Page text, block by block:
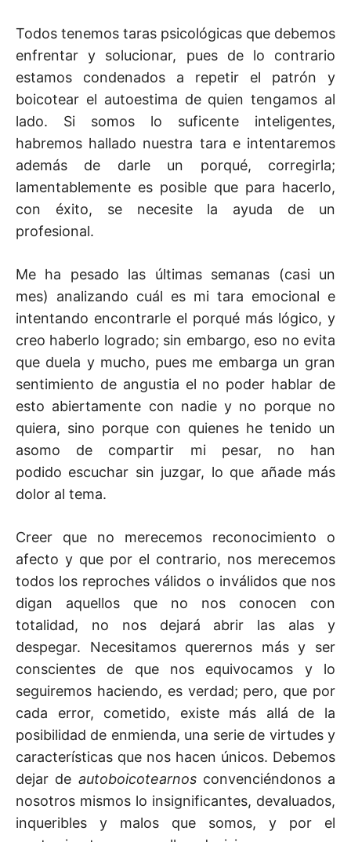
Todos tenemos taras psicológicas que debemos
enfrentar y solucionar, pues de lo contrario
estamos condenados a repetir el patrón y
boicotear el autoestima de quien tengamos al
lado. Si somos lo suficente inteligentes,
habremos hallado nuestra tara e intentaremos
además de darle un porqué, corregirla;
lamentablemente es posible que para hacerlo,
con éxito, se necesite la ayuda de un
profesional.
Me ha pesado las últimas semanas (casi un
mes) analizando cuál es mi tara emocional e
intentando encontrarle el porqué más lógico, y
creo haberlo logrado; sin embargo, eso no evita
que duela y mucho, pues me embarga un gran
sentimiento de angustia el no poder hablar de
esto abiertamente con nadie y no porque no
quiera, sino porque con quienes he tenido un
asomo de compartir mi pesar, no han
podido escuchar sin juzgar, lo que añade más
dolor al tema.
Creer que no merecemos reconocimiento o
afecto y que por el contrario, nos merecemos
todos los reproches válidos o inválidos que nos
digan aquellos que no nos conocen con
totalidad, no nos dejará abrir las alas y
despegar. Necesitamos querernos más y ser
conscientes de que nos equivocamos y lo
seguiremos haciendo, es verdad; pero, que por
cada error, cometido, existe más allá de la
posibilidad de enmienda, una serie de virtudes y
características que nos hacen únicos. Debemos
dejar de autoboicotearnosconvenciéndonos a
nosotros mismos lo insignificantes, devaluados,
inqueribles y malos que somos, y por el